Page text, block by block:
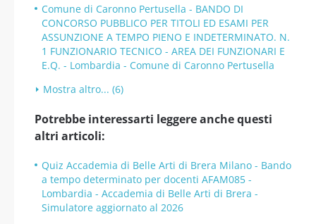
Comune di Caronno Pertusella - BANDO DI
CONCORSO PUBBLICO PER TITOLI ED ESAMI PER
ASSUNZIONE A TEMPO PIENO E INDETERMINATO. N.
1 FUNZIONARIO TECNICO - AREA DEI FUNZIONARI E
E.Q. - Lombardia - Comune di Caronno Pertusella
Mostra altro... (6)
Potrebbe interessarti leggere anche questi
altri articoli:
Quiz Accademia di Belle Arti di Brera Milano - Bando
a tempo determinato per docenti AFAM085 -
Lombardia - Accademia di Belle Arti di Brera -
Simulatore aggiornato al 2026